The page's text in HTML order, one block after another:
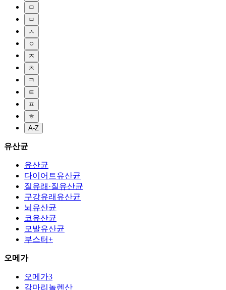
ㅁ
ㅂ
ㅅ
ㅇ
ㅈ
ㅊ
ㅋ
ㅌ
ㅍ
ㅎ
A-Z
유산균
유산균
다이어트유산균
질유래·질유산균
구강유래유산균
뇌유산균
코유산균
모발유산균
부스터+
오메가
오메가3
감마리놀렌산